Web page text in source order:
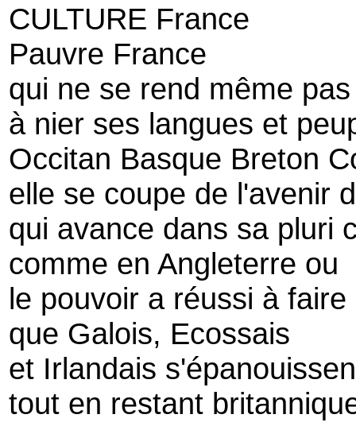
CULTURE France
Pauvre France
qui ne se rend même
à nier ses langues et
Occitan Basque Breton
elle se coupe de l'avenir
qui avance dans sa pluri
comme en Angleterre ou
le pouvoir a réussi à
que Galois, Ecossais
et Irlandais
tout en restant